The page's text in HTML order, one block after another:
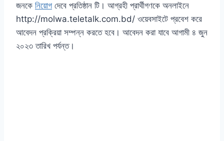
জনকে নিয়োগ দেবে প্রতিষ্ঠান টি। আগ্রহী প্রার্থীগণকে অনলাইনে
http://molwa.teletalk.com.bd/ ওয়েবসাইটে প্রবেশ করে
আবেদন প্রক্রিয়া সম্পন্ন করতে হবে। আবেদন করা যাবে আগামী ৪ জুন
২০২৩ তারিখ পর্যন্ত।